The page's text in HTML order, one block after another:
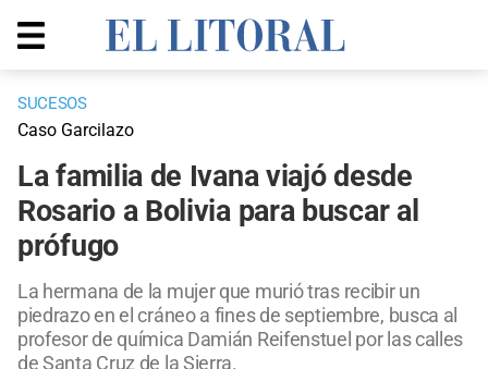
SUCESOS
Caso Garcilazo
La familia de Ivana viajó desde
Rosario a Bolivia para buscar al
prófugo
La hermana de la mujer que murió tras recibir un
piedrazo en el cráneo a fines de septiembre, busca al
profesor de química Damián Reifenstuel por las calles
de Santa Cruz de la Sierra.